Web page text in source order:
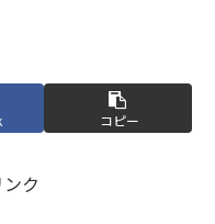
コピー
ク